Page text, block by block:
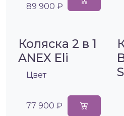
89 900 ₽
Коляска 2 в 1
ANEX Eli
Цвет
77 900 ₽